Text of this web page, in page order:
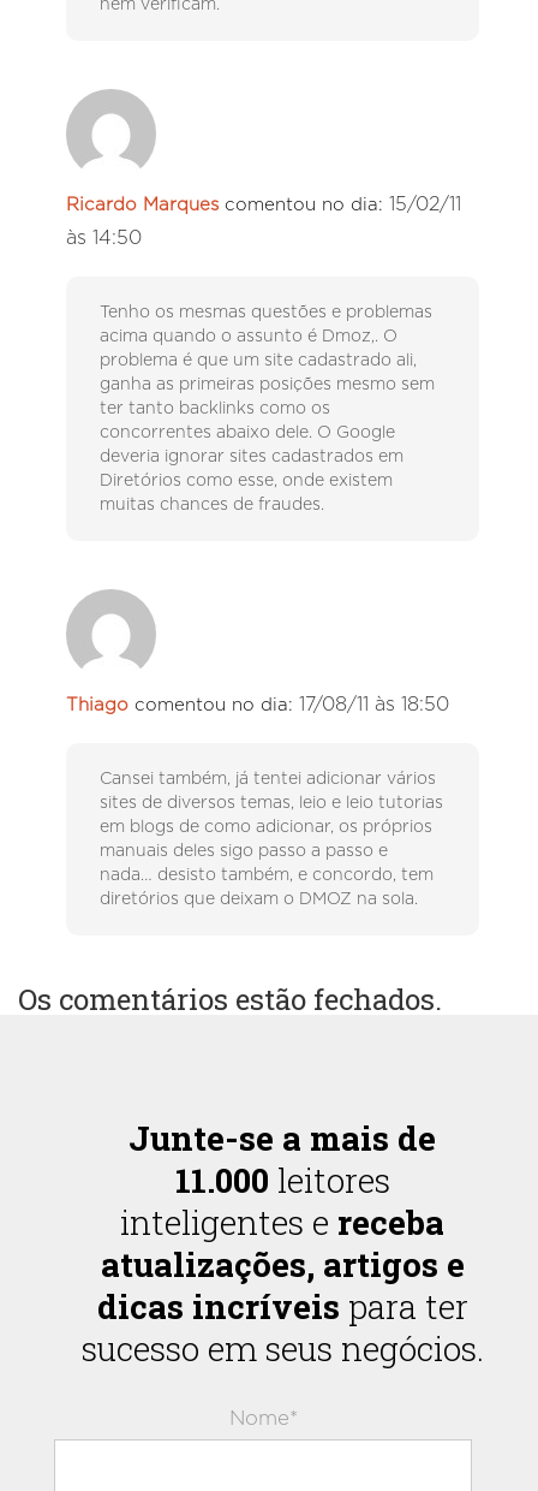
nem verificam.
Ricardo Marques comentou no dia: 15/02/11
às 14:50
Tenho os mesmas questões e problemas
acima quando o assunto é Dmoz,. O
problema é que um site cadastrado ali,
ganha as primeiras posições mesmo sem
ter tanto backlinks como os
concorrentes abaixo dele. O Google
deveria ignorar sites cadastrados em
Diretórios como esse, onde existem
muitas chances de fraudes.
Thiago comentou no dia: 17/08/11 às 18:50
Cansei também, já tentei adicionar vários
sites de diversos temas, leio e leio tutorias
em blogs de como adicionar, os próprios
manuais deles sigo passo a passo e
nada… desisto também, e concordo, tem
diretórios que deixam o DMOZ na sola.
Os comentários estão fechados.
Junte-se a mais de
11.000 leitores
inteligentes e receba
atualizações, artigos e
dicas incríveis para ter
sucesso em seus negócios.
Nome*